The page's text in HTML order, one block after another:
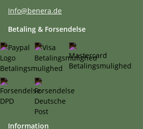
Info@benera.de
Betaling & Forsendelse
Information